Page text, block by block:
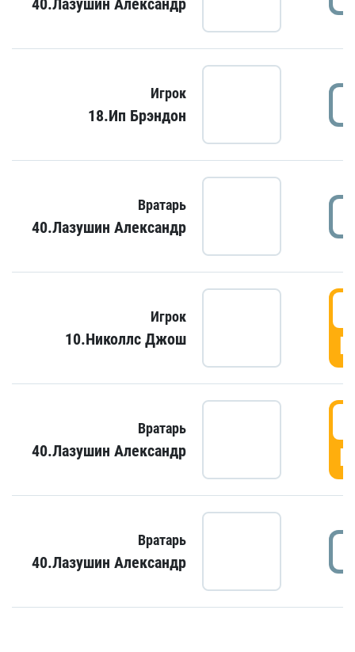
Игрок
18.Ип Брэндон
Вратарь
40.Лазушин Александр
Игрок
10.Николлс Джош
Вратарь
40.Лазушин Александр
Вратарь
40.Лазушин Александр